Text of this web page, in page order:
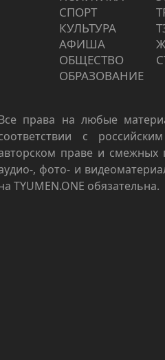
СПОРТ
КУЛЬТУРА
АФИША
ОБЩЕСТВО
ОБРАЗОВАНИЕ
права на любые
с
праве и смежных
, фото- и
TYUMEN.ONE обязательна.